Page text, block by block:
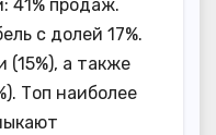
41% продаж.
с долей 17%.
(15%), а также
Топ наиболее